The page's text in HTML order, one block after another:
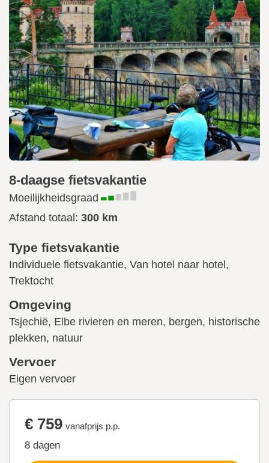
8-daagse fietsvakantie
Moeilijkheidsgraad
Afstand totaal: 300 km
Type fietsvakantie
Individuele fietsvakantie, Van hotel naar hotel,
Trektocht
Omgeving
Tsjechië, Elbe rivieren en meren, bergen, historische
plekken, natuur
Vervoer
Eigen vervoer
€ 759 vanafprijs p.p.
8 dagen